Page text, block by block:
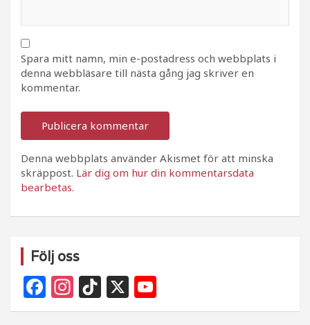
Spara mitt namn, min e-postadress och webbplats i
denna webbläsare till nästa gång jag skriver en
kommentar.
Denna webbplats använder Akismet för att minska
skräppost. Lär dig om hur din kommentarsdata
bearbetas.
Följ oss
F
a
In
st
Ti
k
X
o